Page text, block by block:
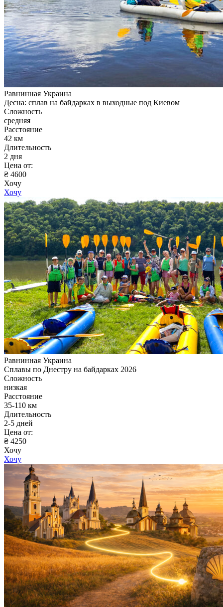
Равнинная Украина
Десна: сплав на байдарках в выходные под Киевом
Сложность
средняя
Расстояние
42 км
Длительность
2 дня
Цена от:
₴ 4600
Хочу
Хочу
Равнинная Украина
Сплавы по Днестру на байдарках 2026
Сложность
низкая
Расстояние
35-110 км
Длительность
2-5 дней
Цена от:
₴ 4250
Хочу
Хочу